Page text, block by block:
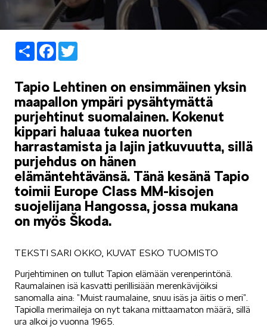
SIMPLY CLEVER
SÄHKÖAUTOILU
ShareFacebook
Tapio Lehtinen on ensimmäinen yksin
maapallon ympäri pysähtymättä
purjehtinut suomalainen. Kokenut
kippari haluaa tukea nuorten
harrastamista ja lajin jatkuvuutta, sillä
purjehdus on hänen
elämäntehtävänsä. Tänä kesänä Tapio
toimii Europe Class MM-kisojen
suojelijana Hangossa, jossa mukana
on myös Škoda.
TEKSTI SARI OKKO, KUVAT ESKO TUOMISTO
Purjehtiminen on tullut Tapion elämään verenperintönä.
Raumalainen isä kasvatti perillisiään merenkävijöiksi
sanomalla aina: ”Muist raumalaine, snuu isäs ja äitis o meri”.
Tapiolla merimaileja on nyt takana mittaamaton määrä, sillä
ura alkoi jo vuonna 1965.